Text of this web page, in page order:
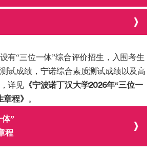
有“三位一体”综合评价招生，入围考生
试成绩，宁诺综合素质测试成绩以及高
详见 《宁波诺丁汉大学2026年“三位一
程》
。
体”
程